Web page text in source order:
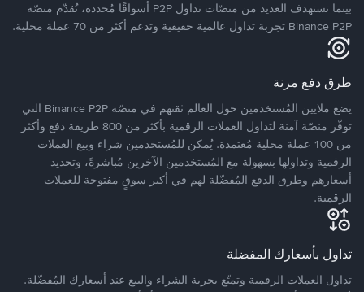
بينما تستهدف العديد من منصّات تداول P2P أسواقًا مُحددة، تُقدّم منصّة
Binance P2P تجربة تداول عالمية حقيقية وتدعم أكثر من 70 عملة محلية.
طرق دفع مرنة
يضع ملايين المُستخدمين حول العالم ثقتهم في منصّة Binance P2P التي
توفّر منصّة آمنة لتداول العملات الرقمية بأكثر من 800 طريقة دفع وأكثر
من 100 عملة محلية مُعتمدة. يُمكن للمُستخدمين شراء وبيع العملات
الرقمية وتداولها بسهولة مع المُستخدمين الآخرين مُباشرةً، وتحديد
أسعارهم وطرق الدفع المُفضّلة لهم في أكبر سوقٍ مفتوحة للعملات
الرقمية.
تداول بأسعارك المفضلة
تداول العملات الرقمية وتمتّع بحرية الشراء والبيع عند أسعارك المُفضّلة.